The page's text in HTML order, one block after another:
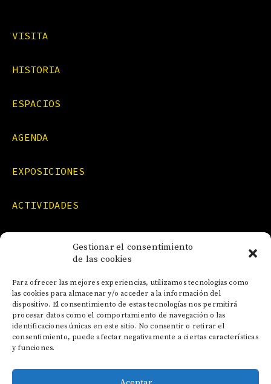
Gestionar el consentimiento
de las cookies
Para ofrecer las mejores experiencias, utilizamos tecnologías como
las cookies para almacenar y/o acceder a la información del
dispositivo. El consentimiento de estas tecnologías nos permitirá
procesar datos como el comportamiento de navegación o las
identificaciones únicas en este sitio. No consentir o retirar el
consentimiento, puede afectar negativamente a ciertas características
y funciones.
VISITA
HISTORIA
ESPACIOS
AGENDA
EXPOSICIONES
ACTIVIDADES
CONTACTO